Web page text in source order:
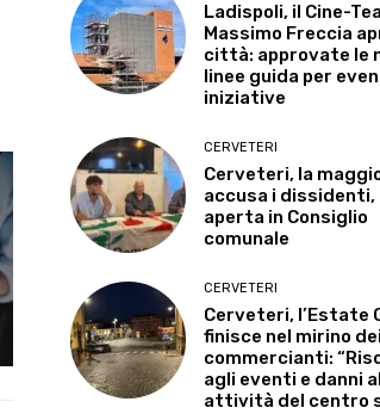
Ladispoli, il Cine-
Massimo Freccia
città: approvate le
linee guida per
iniziative
CERVETERI
Cerveteri, la
accusa i dissidenti,
aperta in Consiglio
comunale
CERVETERI
Cerveteri, l’Estate
finisce nel mirino dei
commercianti:
agli eventi e danni
attività del centro